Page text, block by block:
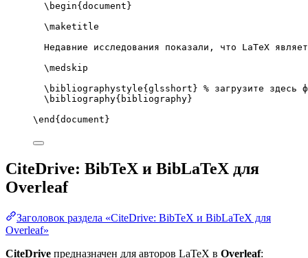
\begin{ document }
\maketitle
Недавние исследования показали, что LaTeX
\medskip
\bibliographystyle{glsshort} % загрузите
\bibliography{bibliography}
\end { document }
CiteDrive: BibTeX и BibLaTeX для
Overleaf
Заголовок раздела «CiteDrive: BibTeX и BibLaTeX для
Overleaf»
CiteDrive предназначен для авторов LaTeX в Overleaf: